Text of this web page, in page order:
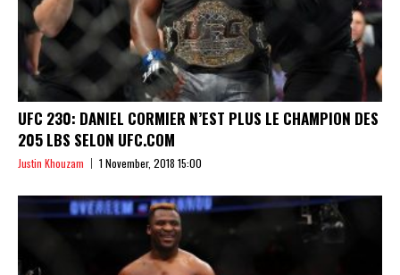
UFC 230: DANIEL CORMIER N’EST PLUS LE CHAMPION DES
205 LBS SELON UFC.COM
Justin Khouzam 1 November, 2018 15:00